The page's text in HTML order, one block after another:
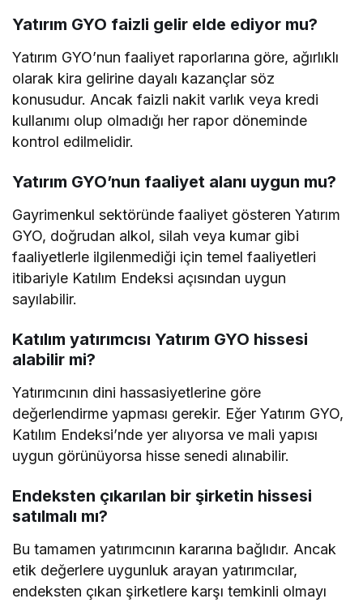
Yatırım GYO faizli gelir elde ediyor mu?
Yatırım GYO’nun faaliyet raporlarına göre, ağırlıklı
olarak kira gelirine dayalı kazançlar söz
konusudur. Ancak faizli nakit varlık veya kredi
kullanımı olup olmadığı her rapor döneminde
kontrol edilmelidir.
Yatırım GYO’nun faaliyet alanı uygun mu?
Gayrimenkul sektöründe faaliyet gösteren Yatırım
GYO, doğrudan alkol, silah veya kumar gibi
faaliyetlerle ilgilenmediği için temel faaliyetleri
itibariyle Katılım Endeksi açısından uygun
sayılabilir.
Katılım yatırımcısı Yatırım GYO hissesi
alabilir mi?
Yatırımcının dini hassasiyetlerine göre
değerlendirme yapması gerekir. Eğer Yatırım GYO,
Katılım Endeksi’nde yer alıyorsa ve mali yapısı
uygun görünüyorsa hisse senedi alınabilir.
Endeksten çıkarılan bir şirketin hissesi
satılmalı mı?
Bu tamamen yatırımcının kararına bağlıdır. Ancak
etik değerlere uygunluk arayan yatırımcılar,
endeksten çıkan şirketlere karşı temkinli olmayı